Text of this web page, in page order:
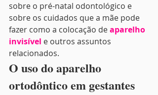
sobre o pré-natal odontológico e
sobre os cuidados que a mãe pode
fazer como a colocação de aparelho
invisível e outros assuntos
relacionados.
O uso do aparelho
ortodôntico em gestantes